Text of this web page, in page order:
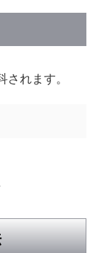
れます。